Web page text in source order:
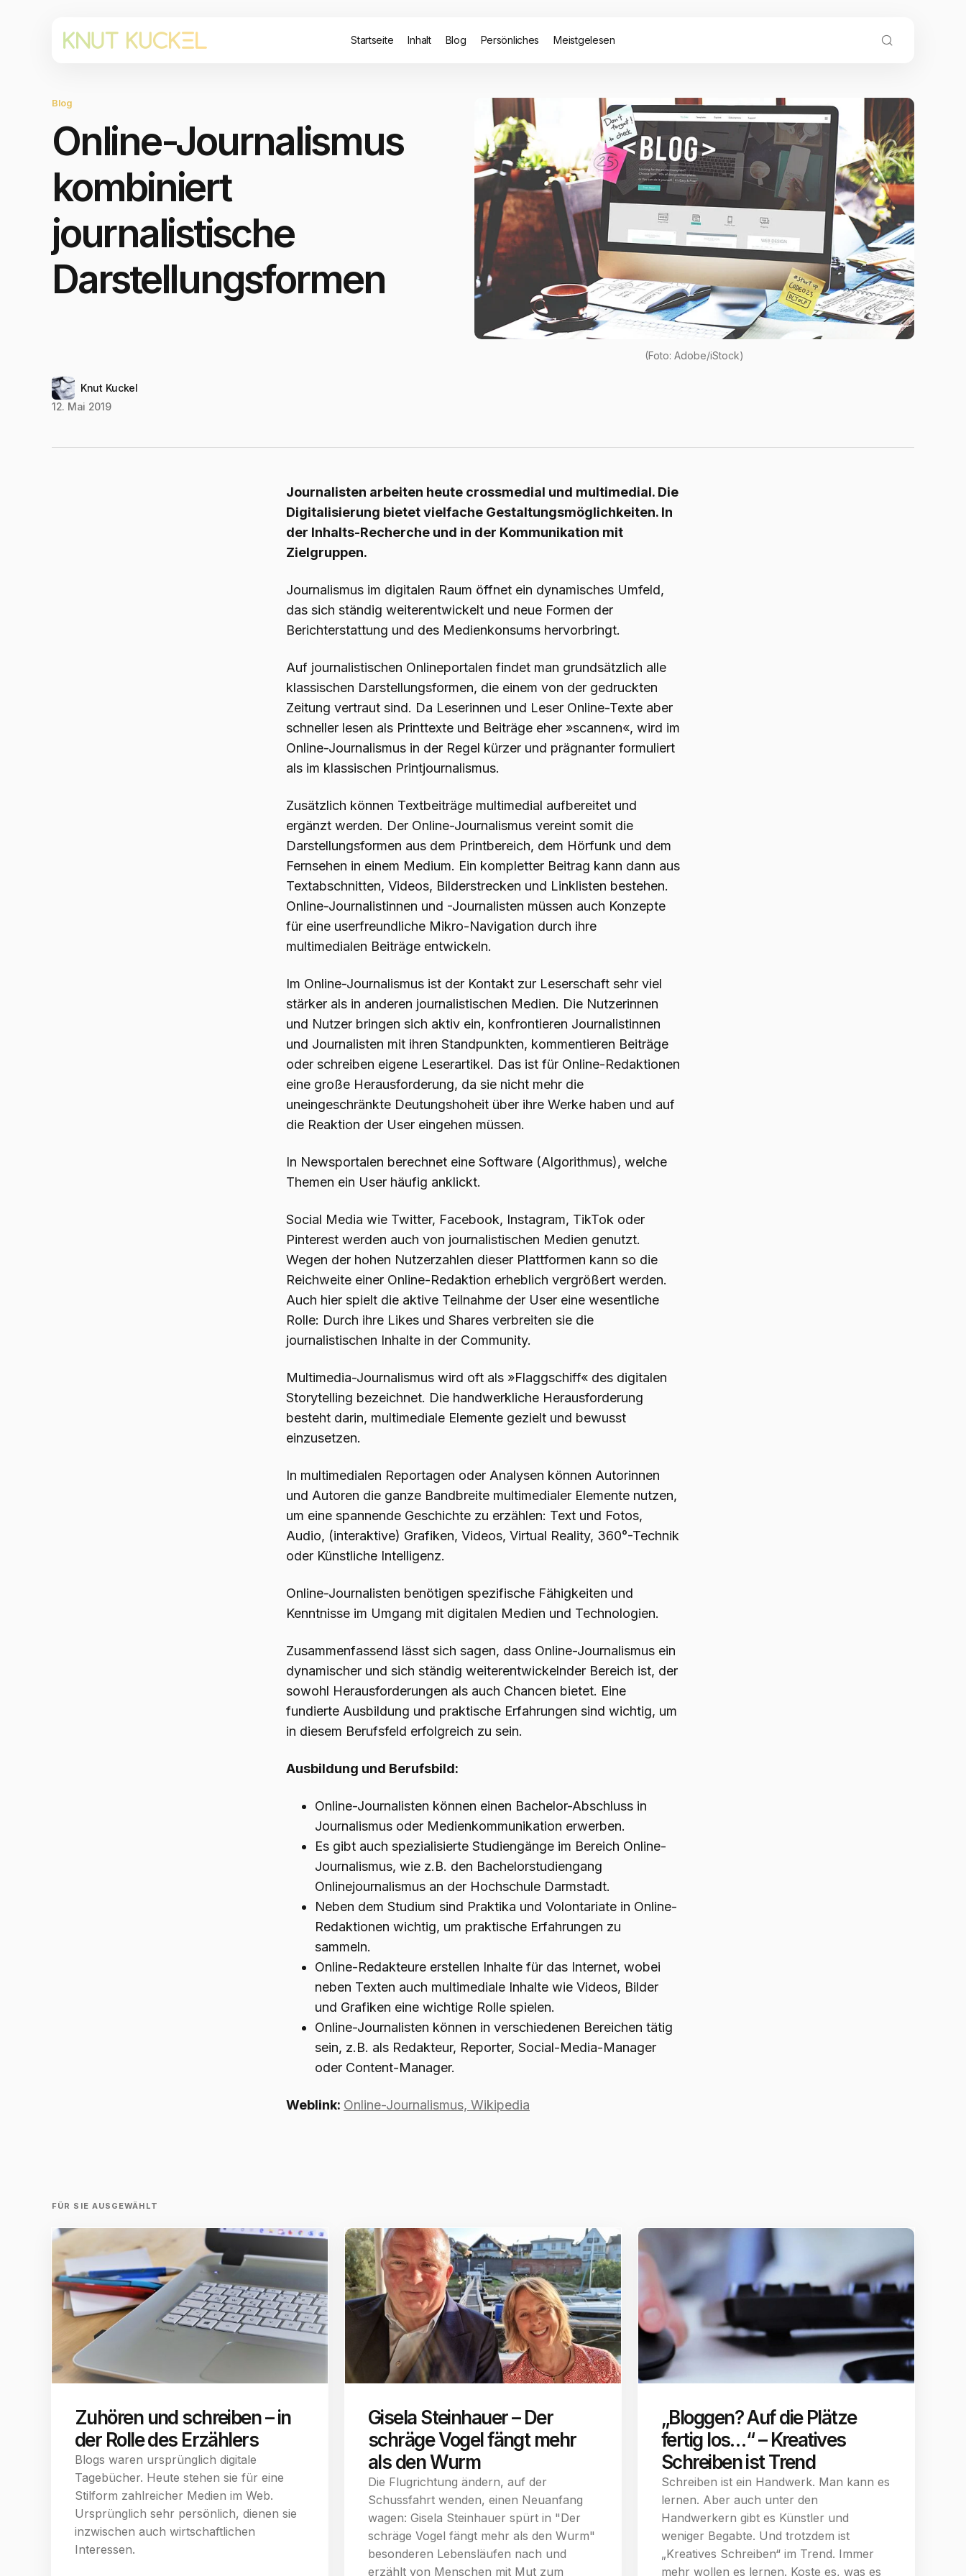
Startseite Inhalt Blog Persönliches Meistgelesen
Blog
Online-Journalismus
kombiniert
journalistische
Darstellungsformen
(Foto: Adobe/iStock)
Knut Kuckel
12. Mai 2019
Journalisten arbeiten heute crossmedial und multimedial. Die
Digitalisierung bietet vielfache Gestaltungsmöglichkeiten. In
der Inhalts-Recherche und in der Kommunikation mit
Zielgruppen.
Journalismus im digitalen Raum öffnet ein dynamisches Umfeld,
das sich ständig weiterentwickelt und neue Formen der
Berichterstattung und des Medienkonsums hervorbringt.
Auf journalistischen Onlineportalen findet man grundsätzlich alle
klassischen Darstellungsformen, die einem von der gedruckten
Zeitung vertraut sind. Da Leserinnen und Leser Online-Texte aber
schneller lesen als Printtexte und Beiträge eher »scannen«, wird im
Online-Journalismus in der Regel kürzer und prägnanter formuliert
als im klassischen Printjournalismus.
Zusätzlich können Textbeiträge multimedial aufbereitet und
ergänzt werden. Der Online-Journalismus vereint somit die
Darstellungsformen aus dem Printbereich, dem Hörfunk und dem
Fernsehen in einem Medium. Ein kompletter Beitrag kann dann aus
Textabschnitten, Videos, Bilderstrecken und Linklisten bestehen.
Online-Journalistinnen und -Journalisten müssen auch Konzepte
für eine userfreundliche Mikro-Navigation durch ihre
multimedialen Beiträge entwickeln.
Im Online-Journalismus ist der Kontakt zur Leserschaft sehr viel
stärker als in anderen journalistischen Medien. Die Nutzerinnen
und Nutzer bringen sich aktiv ein, konfrontieren Journalistinnen
und Journalisten mit ihren Standpunkten, kommentieren Beiträge
oder schreiben eigene Leserartikel. Das ist für Online-Redaktionen
eine große Herausforderung, da sie nicht mehr die
uneingeschränkte Deutungshoheit über ihre Werke haben und auf
die Reaktion der User eingehen müssen.
In Newsportalen berechnet eine Software (Algorithmus), welche
Themen ein User häufig anklickt.
Social Media wie Twitter, Facebook, Instagram, TikTok oder
Pinterest werden auch von journalistischen Medien genutzt.
Wegen der hohen Nutzerzahlen dieser Plattformen kann so die
Reichweite einer Online-Redaktion erheblich vergrößert werden.
Auch hier spielt die aktive Teilnahme der User eine wesentliche
Rolle: Durch ihre Likes und Shares verbreiten sie die
journalistischen Inhalte in der Community.
Multimedia-Journalismus wird oft als »Flaggschiff« des digitalen
Storytelling bezeichnet. Die handwerkliche Herausforderung
besteht darin, multimediale Elemente gezielt und bewusst
einzusetzen.
In multimedialen Reportagen oder Analysen können Autorinnen
und Autoren die ganze Bandbreite multimedialer Elemente nutzen,
um eine spannende Geschichte zu erzählen: Text und Fotos,
Audio, (interaktive) Grafiken, Videos, Virtual Reality, 360°-Technik
oder Künstliche Intelligenz.
Online-Journalisten benötigen spezifische Fähigkeiten und
Kenntnisse im Umgang mit digitalen Medien und Technologien.
Zusammenfassend lässt sich sagen, dass Online-Journalismus ein
dynamischer und sich ständig weiterentwickelnder Bereich ist, der
sowohl Herausforderungen als auch Chancen bietet. Eine
fundierte Ausbildung und praktische Erfahrungen sind wichtig, um
in diesem Berufsfeld erfolgreich zu sein.
Ausbildung und Berufsbild:
Online-Journalisten können einen Bachelor-Abschluss in
Journalismus oder Medienkommunikation erwerben.
Es gibt auch spezialisierte Studiengänge im Bereich Online-
Journalismus, wie z.B. den Bachelorstudiengang
Onlinejournalismus an der Hochschule Darmstadt.
Neben dem Studium sind Praktika und Volontariate in Online-
Redaktionen wichtig, um praktische Erfahrungen zu
sammeln.
Online-Redakteure erstellen Inhalte für das Internet, wobei
neben Texten auch multimediale Inhalte wie Videos, Bilder
und Grafiken eine wichtige Rolle spielen.
Online-Journalisten können in verschiedenen Bereichen tätig
sein, z.B. als Redakteur, Reporter, Social-Media-Manager
oder Content-Manager.
Weblink: Online-Journalismus, Wikipedia
FÜR SIE AUSGEWÄHLT
Zuhören und schreiben – in
der Rolle des Erzählers
Blogs waren ursprünglich digitale
Tagebücher. Heute stehen sie für eine
Stilform zahlreicher Medien im Web.
Ursprünglich sehr persönlich, dienen sie
inzwischen auch wirtschaftlichen
Interessen.
Gisela Steinhauer – Der
schräge Vogel fängt mehr
als den Wurm
Die Flugrichtung ändern, auf der
Schussfahrt wenden, einen Neuanfang
wagen: Gisela Steinhauer spürt in "Der
schräge Vogel fängt mehr als den Wurm"
besonderen Lebensläufen nach und
erzählt von Menschen mit Mut zum
„Bloggen? Auf die Plätze
fertig los…“ – Kreatives
Schreiben ist Trend
Schreiben ist ein Handwerk. Man kann es
lernen. Aber auch unter den
Handwerkern gibt es Künstler und
weniger Begabte. Und trotzdem ist
„Kreatives Schreiben“ im Trend. Immer
mehr wollen es lernen. Koste es, was es